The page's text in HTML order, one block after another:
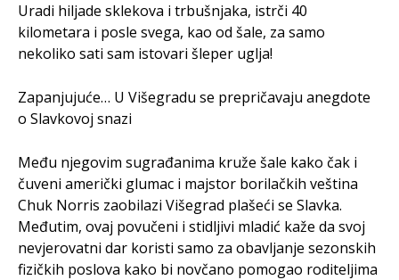
Uradi hiljade sklekova i trbušnjaka, istrči 40
kilometara i posle svega, kao od šale, za samo
nekoliko sati sam istovari šleper uglja!
Za­pa­nju­juće… U Vi­še­gra­du se pre­pri­ča­va­ju ane­g­do­te
o Sla­v­ko­voj snazi
Među njegovim sugrađanima kruže šale kako čak i
čuveni američki glumac i majstor borilačkih veština
Chuk Norris zaobilazi Višegrad plašeći se Slavka.
Međutim, ovaj povučeni i stidljivi mladić kaže da svoj
nevjerovatni dar koristi samo za obavljanje sezonskih
fizičkih poslova kako bi novčano pomogao roditeljima